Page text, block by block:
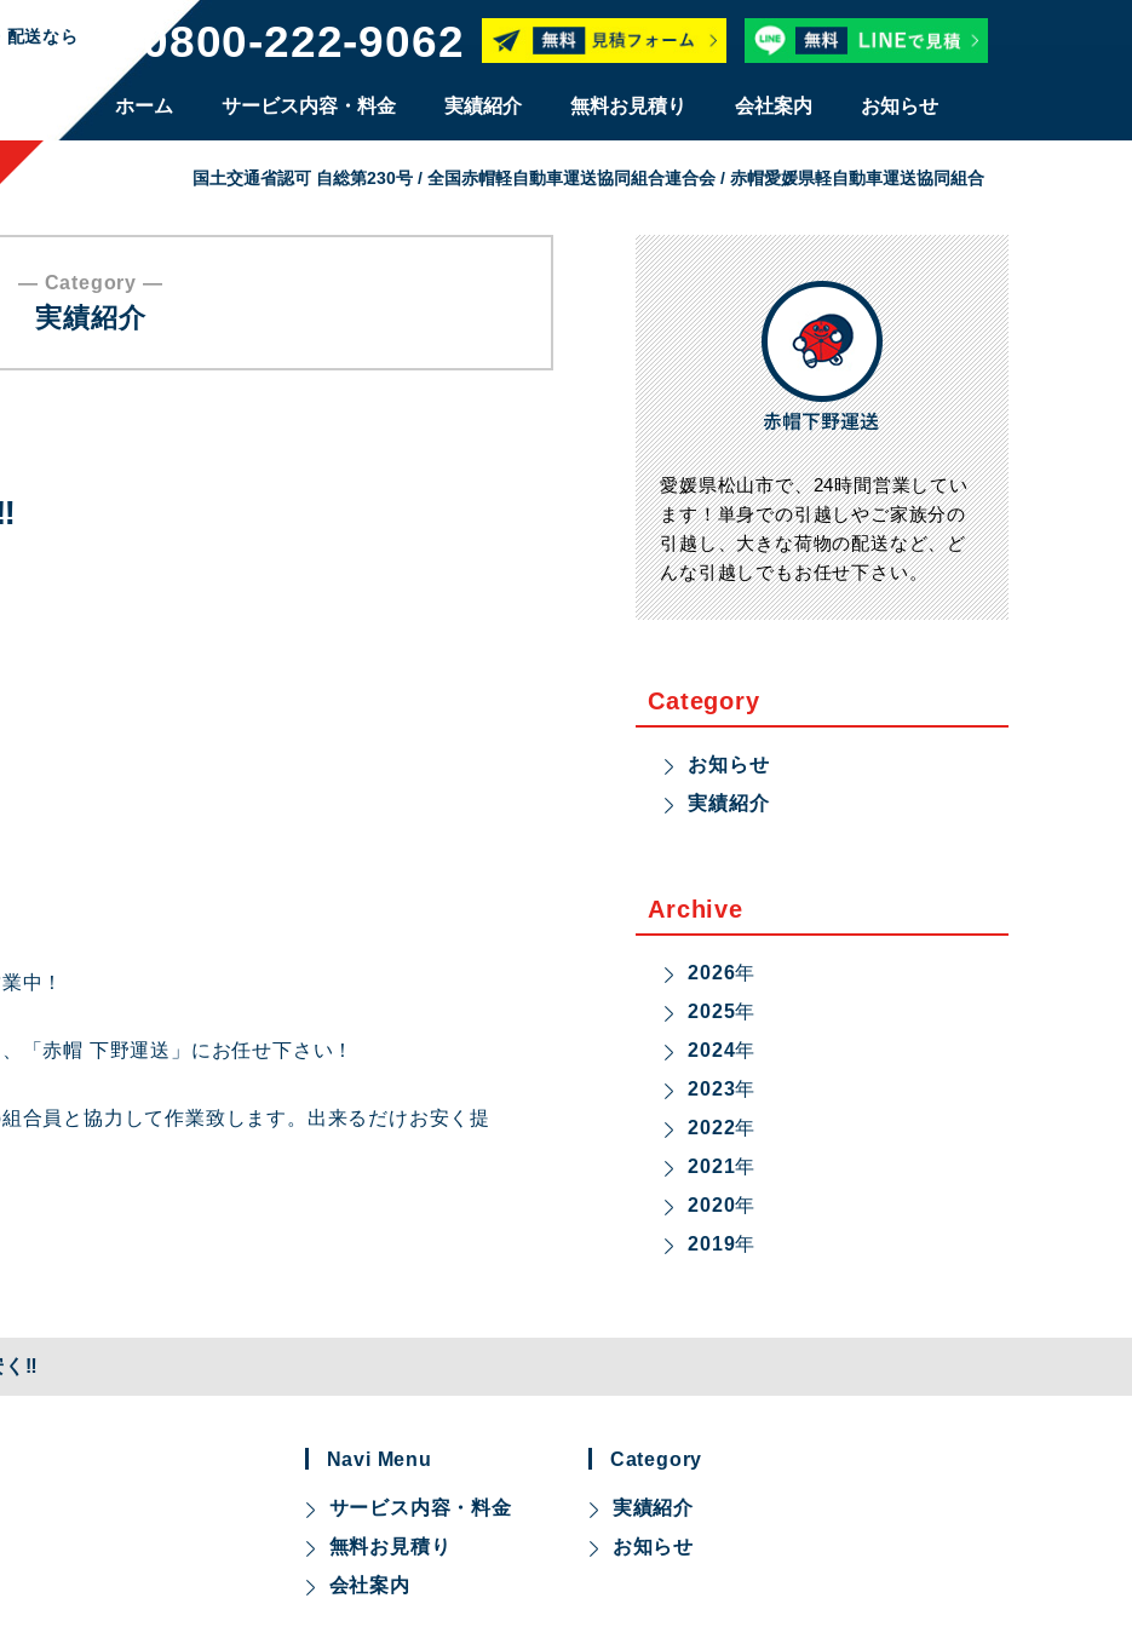
配送なら 0800-222-9062
ホーム サービス内容・料金 実績紹介 無料お見積り 会社案内 お知らせ
国土交通省認可 自総第230号 / 全国赤帽軽自動車運送協同組合連合会 / 赤帽愛媛県軽自動車運送協同組合
― Category ―
実績紹介
中！
「赤帽 下野運送」にお任せ下さい！
合員と協力して作業致します。出来るだけお安く提
愛媛県松山市で、24時間営業してい
ます！単身での引越しやご家族分の
引越し、大きな荷物の配送など、ど
んな引越しでもお任せ下さい。
Category
お知らせ
実績紹介
Archive
2026年
2025年
2024年
2023年
2022年
2021年
2020年
2019年
く‼️
Navi Menu
サービス内容・料金
無料お見積り
会社案内
Category
実績紹介
お知らせ